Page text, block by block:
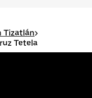
Tizatlán>
Tetela